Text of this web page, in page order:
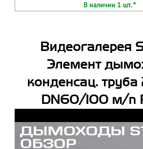
В наличии 1 шт. *
Видеогалерея
Элемент
конденсац.
DN60/100 м/п